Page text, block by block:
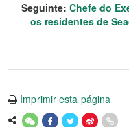
Seguinte: Chefe do
os residentes de
Imprimir esta página